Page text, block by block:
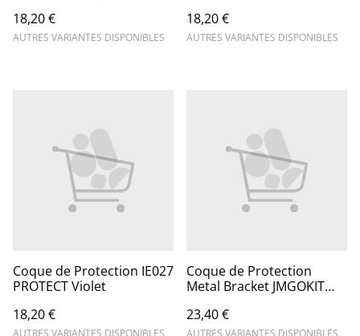
18,20 €
AUTRES VARIANTES DISPONIBLES
18,20 €
AUTRES VARIANTES DISPONIBLES
Coque de Protection IE027
PROTECT Violet
18,20 €
AUTRES VARIANTES DISPONIBLES
Coque de Protection
Metal Bracket JMGOKIT
23,40 €
AUTRES VARIANTES DISPONIBLES